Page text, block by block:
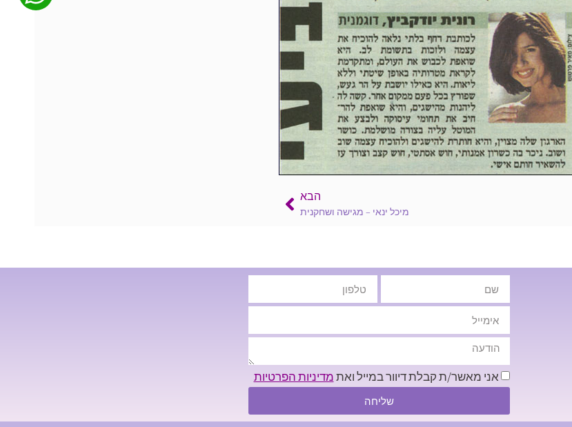
הבא
מיכל ינאי – מגישה ושחקנית
אני מאשר/ת קבלת דיוור במייל ואתמדיניות הפרטיות
שליחה